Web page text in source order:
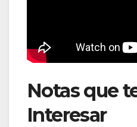
Notas que
Interesar: